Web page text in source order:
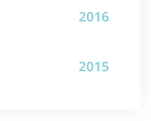
2016
2015